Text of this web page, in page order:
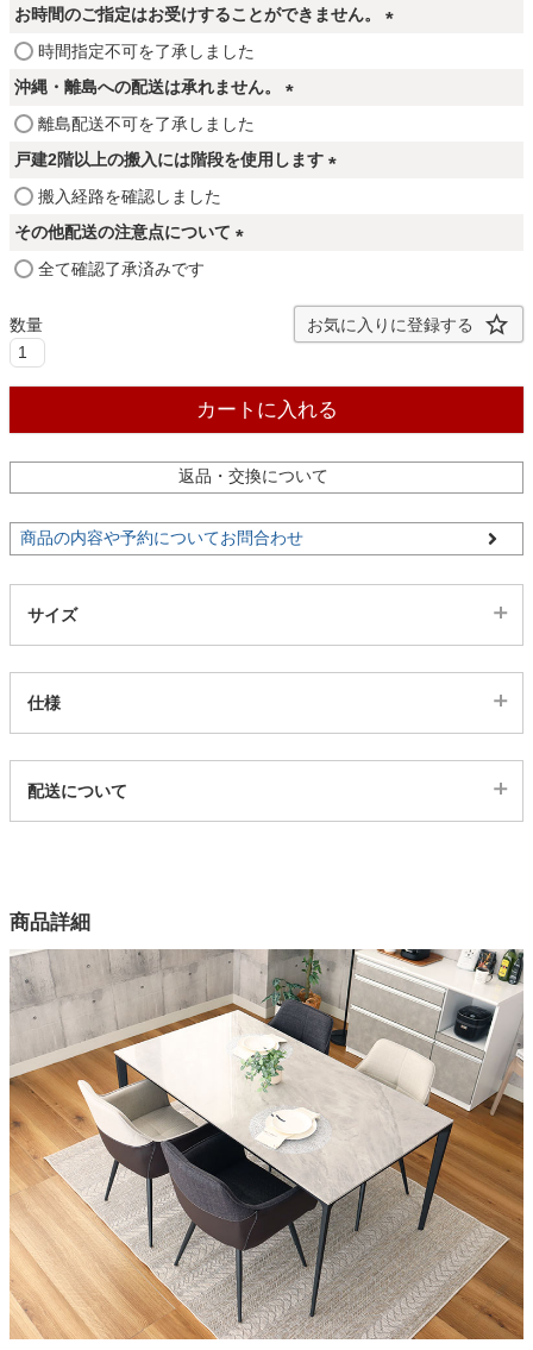
カーテン
ラグ
マット
キッチン用品
家電・照明器具
タワー
お時間のご指定はお受けすることができません。
時間指定不可を了承しました
沖縄・離島への配送は承れません。
必
離島配送不可を了承しました
戸建2階以上の搬入には階段を使用します
搬入経路を確認しました
その他配送の注意点について
全て確認了承済みです
お気に入りに登録する
カートに入れる
返品・交換について
商品の内容や予約についてお問合わせ
サイズ
仕様
3003133
カラー
1色
天板
セラミック
脚部
アルミニウム
梱包サイズ
約148.5x88x6.5/122.5x12.5x16/16.8x77x30(cm)
原産国
中国
組立説明書(PDF)
配送について
商品詳細